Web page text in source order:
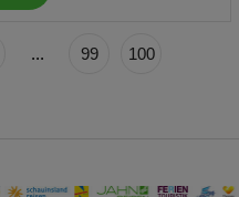
... 99 100